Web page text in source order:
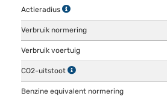
Actieradius
Verbruik normering
Verbruik voertuig
CO2-uitstoot
Benzine equivalent normering